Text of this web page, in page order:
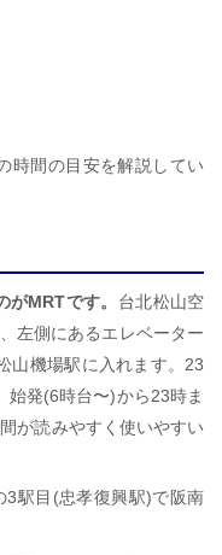
時間の目安を解説してい
MRTです。 台北松山空
左側にあるエレベーター
山機場駅に入れます。23
始発(6時台〜)から23時ま
が読みやすく使いやすい
3駅目(忠孝復興駅)で阪南